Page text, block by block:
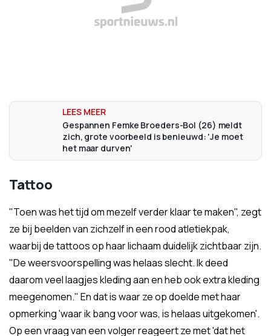
Gespannen Femke Broeders-Bol (26) meldt
zich, grote voorbeeld is benieuwd: 'Je moet
het maar durven'
Tattoo
"Toen was het tijd om mezelf verder klaar te maken", zegt
ze bij beelden van zichzelf in een rood atletiekpak,
waarbij de tattoos op haar lichaam duidelijk zichtbaar zijn.
"De weersvoorspelling was helaas slecht. Ik deed
daarom veel laagjes kleding aan en heb ook extra kleding
meegenomen." En dat is waar ze op doelde met haar
opmerking 'waar ik bang voor was, is helaas uitgekomen'.
Op een vraag van een volger reageert ze met 'dat het